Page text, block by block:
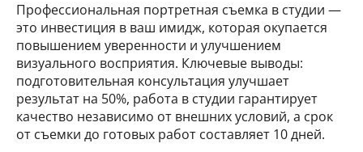
Профессиональная портретная съемка в студии —
это инвестиция в ваш имидж, которая окупается
повышением уверенности и улучшением
визуального восприятия. Ключевые выводы:
подготовительная консультация улучшает
результат на 50%, работа в студии гарантирует
качество независимо от внешних условий, а срок
от съемки до готовых работ составляет 10 дней.